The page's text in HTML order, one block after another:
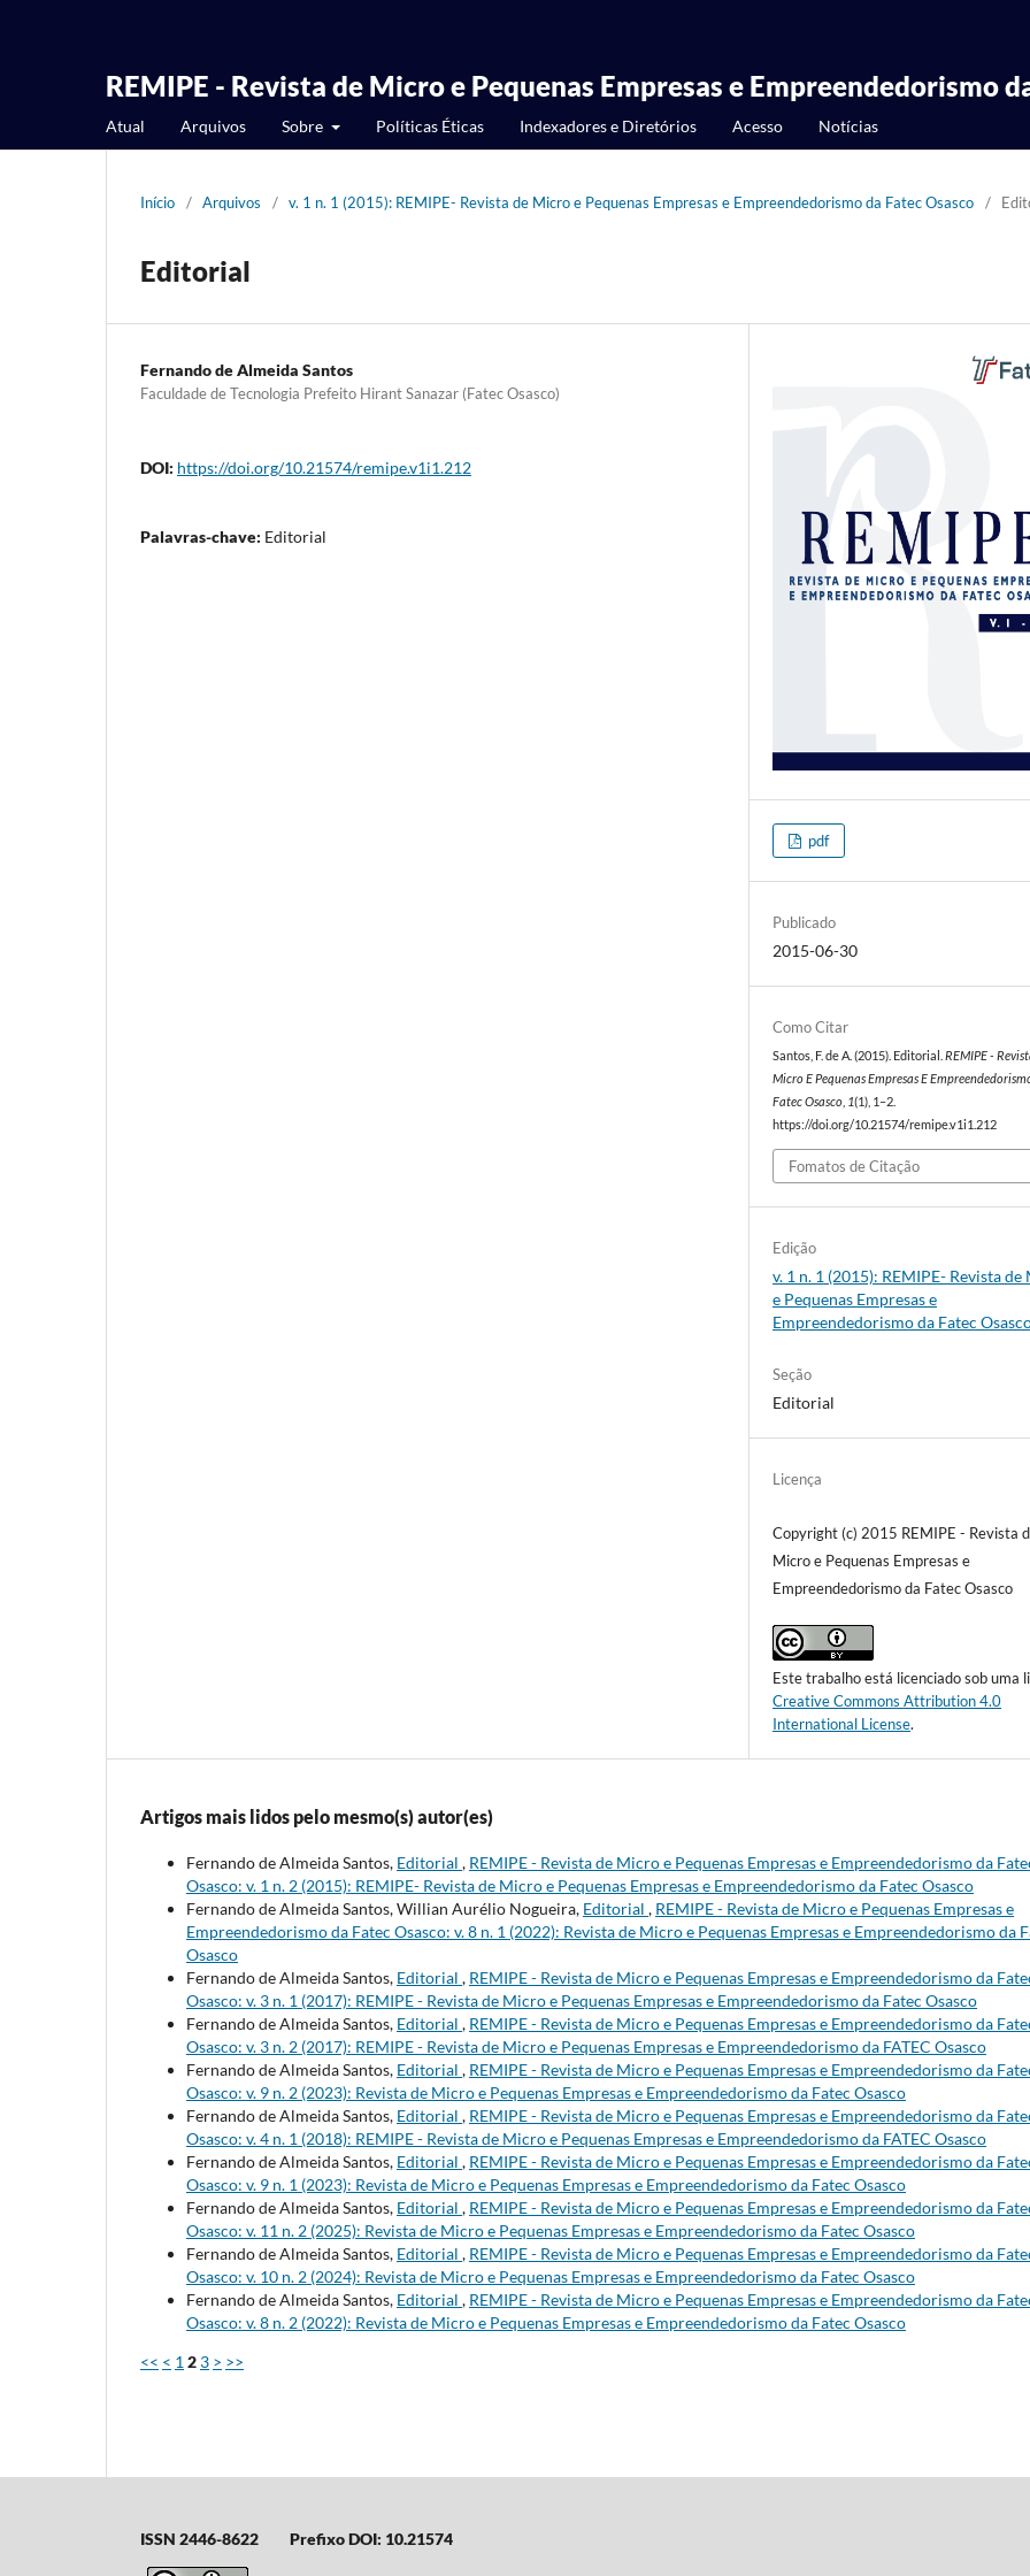
REMIPE - Revista de Micro e Pequenas Empresas e Empreendedorismo
Atual Arquivos Sobre Políticas Éticas Indexadores e Diretórios Acesso Notícias
Início / Arquivos / v. 1 n. 1 (2015): REMIPE- Revista de Micro e Pequenas Empresas e Empreendedorismo da Fatec Osasco /
Editorial
Fernando de Almeida Santos
Faculdade de Tecnologia Prefeito Hirant Sanazar (Fatec Osasco)
DOI: https://doi.org/10.21574/remipe.v1i1.212
Palavras-chave: Editorial
pdf
Publicado
2015-06-30
Como Citar
Santos, F. de A. (2015). Editorial.REMIPE -
Micro E Pequenas Empresas E
Fatec Osasco 1(1), 1–2.
https://doi.org/10.21574/remipe.v1i1.212
Fomatos de Citação
Edição
v. 1 n. 1 (2015): REMIPE- Revista
e Pequenas Empresas e
Empreendedorismo da Fatec
Seção
Editorial
Licença
Copyright (c) 2015 REMIPE - Revista
Micro e Pequenas Empresas e
Empreendedorismo da Fatec Osasco
Este trabalho está licenciado sob uma
Creative Commons Attribution 4.0
International License.
Artigos mais lidos pelo mesmo(s) autor(es)
Fernando de Almeida Santos, Editorial , REMIPE - Revista de Micro e Pequenas Empresas e Empreendedorismo da
Osasco: v. 1 n. 2 (2015): REMIPE- Revista de Micro e Pequenas Empresas e Empreendedorismo da Fatec Osasco
Fernando de Almeida Santos, Willian Aurélio Nogueira, Editorial , REMIPE - Revista de Micro e Pequenas Empresas e
Empreendedorismo da Fatec Osasco: v. 8 n. 1 (2022): Revista de Micro e Pequenas Empresas e Empreendedorismo da
Osasco
Fernando de Almeida Santos, Editorial , REMIPE - Revista de Micro e Pequenas Empresas e Empreendedorismo da
Osasco: v. 3 n. 1 (2017): REMIPE - Revista de Micro e Pequenas Empresas e Empreendedorismo da Fatec Osasco
Fernando de Almeida Santos, Editorial , REMIPE - Revista de Micro e Pequenas Empresas e Empreendedorismo da
Osasco: v. 3 n. 2 (2017): REMIPE - Revista de Micro e Pequenas Empresas e Empreendedorismo da FATEC Osasco
Fernando de Almeida Santos, Editorial , REMIPE - Revista de Micro e Pequenas Empresas e Empreendedorismo da
Osasco: v. 9 n. 2 (2023): Revista de Micro e Pequenas Empresas e Empreendedorismo da Fatec Osasco
Fernando de Almeida Santos, Editorial , REMIPE - Revista de Micro e Pequenas Empresas e Empreendedorismo da
Osasco: v. 4 n. 1 (2018): REMIPE - Revista de Micro e Pequenas Empresas e Empreendedorismo da FATEC Osasco
Fernando de Almeida Santos, Editorial , REMIPE - Revista de Micro e Pequenas Empresas e Empreendedorismo da
Osasco: v. 9 n. 1 (2023): Revista de Micro e Pequenas Empresas e Empreendedorismo da Fatec Osasco
Fernando de Almeida Santos, Editorial , REMIPE - Revista de Micro e Pequenas Empresas e Empreendedorismo da
Osasco: v. 11 n. 2 (2025): Revista de Micro e Pequenas Empresas e Empreendedorismo da Fatec Osasco
Fernando de Almeida Santos, Editorial , REMIPE - Revista de Micro e Pequenas Empresas e Empreendedorismo da
Osasco: v. 10 n. 2 (2024): Revista de Micro e Pequenas Empresas e Empreendedorismo da Fatec Osasco
Fernando de Almeida Santos, Editorial , REMIPE - Revista de Micro e Pequenas Empresas e Empreendedorismo da
Osasco: v. 8 n. 2 (2022): Revista de Micro e Pequenas Empresas e Empreendedorismo da Fatec Osasco
<< < 1 2 3 > >>
ISSN 2446-8622 Prefixo DOI: 10.21574